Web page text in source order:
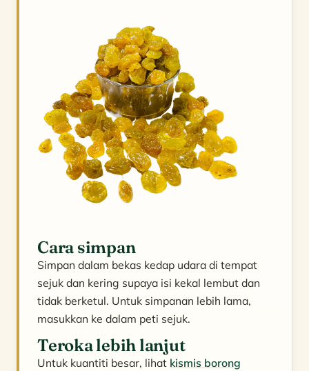
Cara simpan
Simpan dalam bekas kedap udara di tempat
sejuk dan kering supaya isi kekal lembut dan
tidak berketul. Untuk simpanan lebih lama,
masukkan ke dalam peti sejuk.
Teroka lebih lanjut
Untuk kuantiti besar, lihat kismis borong